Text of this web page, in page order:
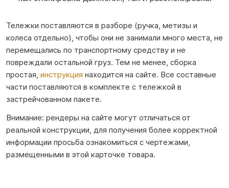
Тележки поставляются в разборе (ручка, метизы и
колеса отдельно), чтобы они не занимали много места, не
перемещались по транспортному средству и не
повреждали остальной груз. Тем не менее, сборка
простая, инструкция находится на сайте. Все составные
части поставляются в комплекте с тележкой в
застрейчованном пакете.
Внимание: рендеры на сайте могут отличаться от
реальной конструкции, для получения более корректной
информации просьба ознакомиться с чертежами,
размещенными в этой карточке товара.